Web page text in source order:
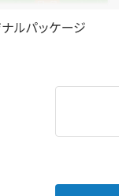
ルパッケージ